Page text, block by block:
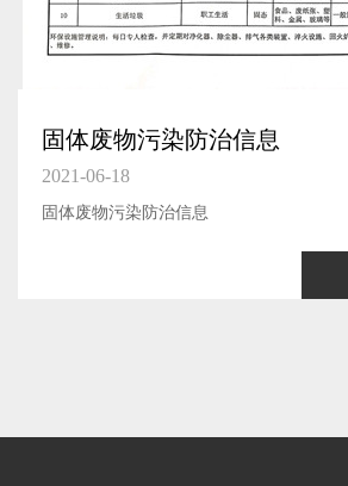
固体废物污染防治信息
2021-06-18
固体废物污染防治信息